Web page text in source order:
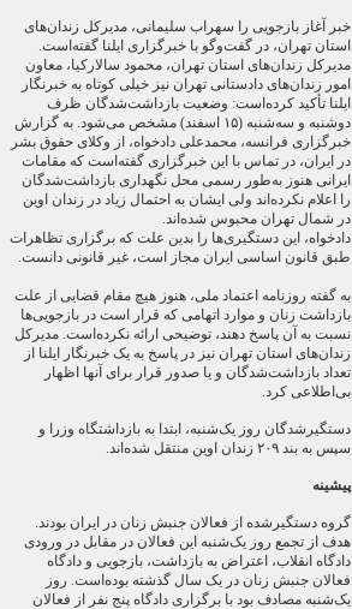
خبر آغاز بازجویی را سهراب سلیمانی، مدیرکل زندان‌های
استان تهران، در گفت‌وگو با خبرگزاری ایلنا گفته‌است.
مدیرکل زندان‌های استان تهران، محمود سالا‌رکیا، معاون
امور زندان‌‌های دادستانی تهران نیز خیلی کوتاه به خبرنگار
ایلنا تأکید کرده‌است: وضعیت بازداشت‌شدگان ظرف
دوشنبه و سه‌شنبه (۱۵ اسفند) مشخص می‌شود. به گزارش
خبرگزاری فرانسه، محمدعلی دادخواه، از وکلای حقوق بشر
در ایران، در تماس با این خبرگزاری گفته‌است که مقامات
ایرانی هنوز به‌طور رسمی محل نگهداری بازداشت‌شدگان
را اعلام نکرده‌اند ولی ایشان به احتمال زیاد در زندان اوین
در شمال تهران محبوس شده‌اند.
دادخواه، این دستگیری‌ها را بدین علت که برگزاری تظاهرات
طبق قانون اساسی ایران مجاز است، غیر قانونی دانست.
به گفته روزنامه اعتماد ملی، هنوز هیچ مقام قضایی از علت
بازداشت زنان و موارد اتهامی که قرار است در بازجویی‌ها
نسبت به آن پاسخ دهند، توضیحی ارائه نکرده‌است. مدیرکل
زندان‌های استان تهران نیز در پاسخ به یک خبرنگار ایلنا از
تعداد بازداشت‌شدگان و یا صدور قرار برای آنها اظهار
بی‌اطلا‌عی کرد.
دستگیرشدگان روز یک‌شنبه، ابتدا به بازداشتگاه وزرا و
سپس به بند ۲۰۹ زندان اوین منتقل شده‌اند.
پیشینه
گروه دستگیرشده از فعالان جنبش زنان در ایران بودند.
هدف از تجمع روز یک‌شنبه این فعالان در مقابل در ورودی
دادگاه انقلاب، اعتراض به بازداشت، بازجویی و دادگاه
فعالان جنبش زنان در یک سال گذشته بوده‌است. روز
یک‌شنبه مصادف بود با برگزاری دادگاه پنج نفر از فعالان